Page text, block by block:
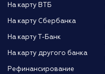
На карту ВТБ
На карту Сбербанка
На карту Т-Банк
На карту другого банка
Рефинансирование